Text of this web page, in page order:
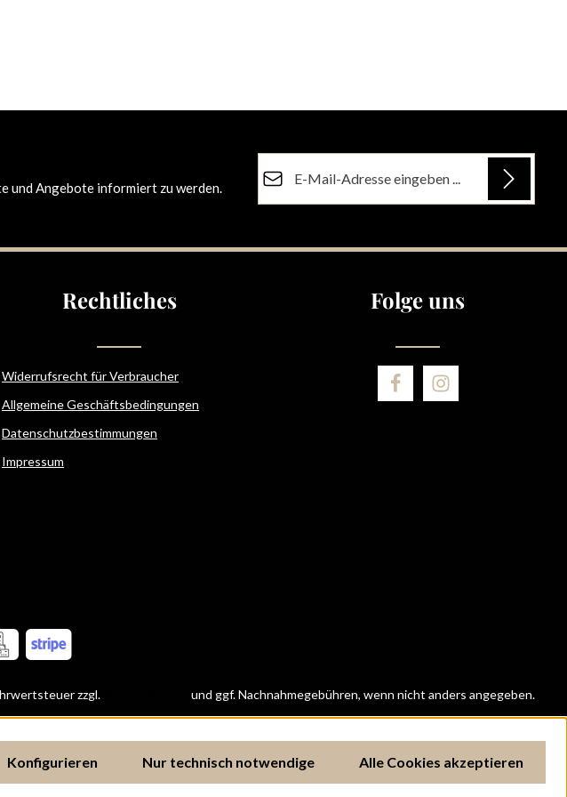
und Angebote informiert zu werden.
Ich habe dieDatenschutzbestimmungenzur
Pflichtfelder.
Rechtliches
Widerrufsrecht für Verbraucher
Allgemeine Geschäftsbedingungen
Datenschutzbestimmungen
Impressum
Folge uns
zzgl. und ggf. Nachnahmegebühren, wenn nicht anders angegeben.
Nur technisch notwendige
Konfigurieren Alle Cookies akzeptieren